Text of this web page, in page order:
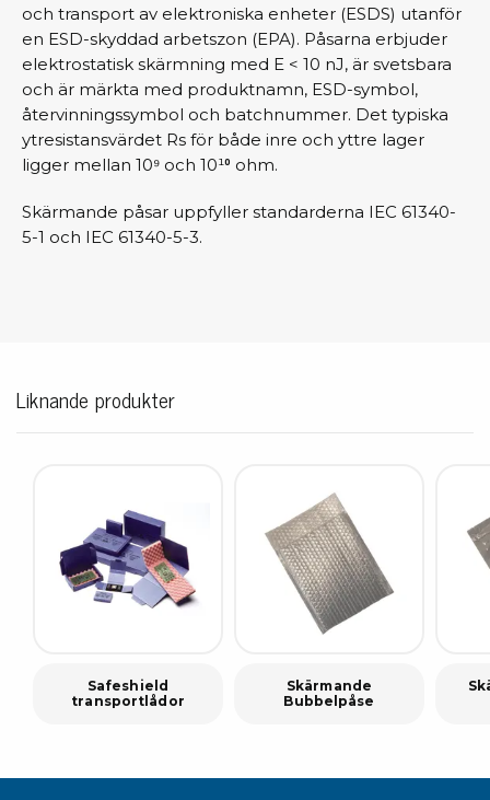
och transport av elektroniska enheter (ESDS) utanför
en ESD-skyddad arbetszon (EPA). Påsarna erbjuder
elektrostatisk skärmning med E < 10 nJ, är svetsbara
och är märkta med produktnamn, ESD-symbol,
återvinningssymbol och batchnummer. Det typiska
ytresistansvärdet Rs för både inre och yttre lager
ligger mellan 10⁹ och 10¹⁰ ohm.
Skärmande påsar uppfyller standarderna IEC 61340-
5-1 och IEC 61340-5-3.
Liknande produkter
Safeshield
transportlådor
Skärmande
Bubbelpåse